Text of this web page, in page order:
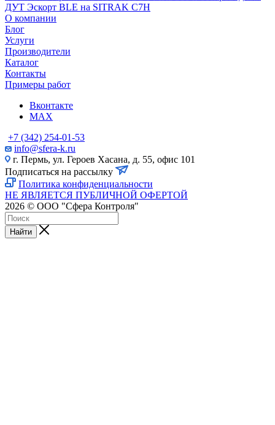
ДУТ Эскорт BLE на SITRAK C7H
О компании
Блог
Услуги
Производители
Каталог
Контакты
Примеры работ
Вконтакте
MAX
+7 (342) 254-01-53
info@sfera-k.ru
г. Пермь, ул. Героев Хасана, д. 55, офис 101
Подписаться на рассылку
Политика конфиденциальности
НЕ ЯВЛЯЕТСЯ ПУБЛИЧНОЙ ОФЕРТОЙ
2026 © ООО "Сфера Контроля"
Найти